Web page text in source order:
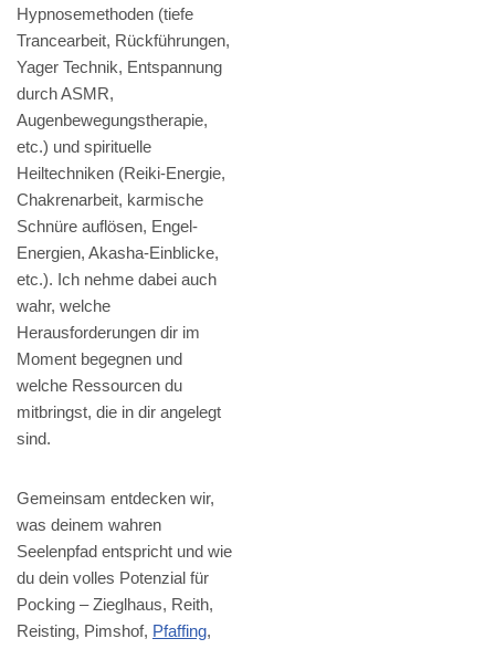
Hypnosemethoden (tiefe
Trancearbeit, Rückführungen,
Yager Technik, Entspannung
durch ASMR,
Augenbewegungstherapie,
etc.) und spirituelle
Heiltechniken (Reiki-Energie,
Chakrenarbeit, karmische
Schnüre auflösen, Engel-
Energien, Akasha-Einblicke,
etc.). Ich nehme dabei auch
wahr, welche
Herausforderungen dir im
Moment begegnen und
welche Ressourcen du
mitbringst, die in dir angelegt
sind.
Gemeinsam entdecken wir,
was deinem wahren
Seelenpfad entspricht und wie
du dein volles Potenzial für
Pocking – Zieglhaus, Reith,
Reisting, Pimshof, Pfaffing,